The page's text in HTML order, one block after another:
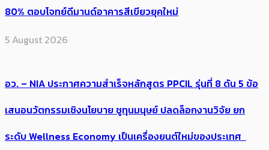
80% ตอบโจทย์ดีมานด์อาคารสีเขียวยุคใหม่
5 August 2026
อว. – NIA ประกาศความสำเร็จหลักสูตร PPCIL รุ่นที่ 8 ดัน 5 ข้อ
เสนอนวัตกรรมเชิงนโยบาย ชูทุนมนุษย์ ปลดล็อกงานวิจัย ยก
ระดับ Wellness Economy เป็นเครื่องยนต์ใหม่ของประเทศ